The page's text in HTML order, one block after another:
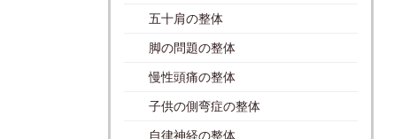
五十肩の整体
脚の問題の整体
慢性頭痛の整体
子供の側弯症の整体
自律神経の整体